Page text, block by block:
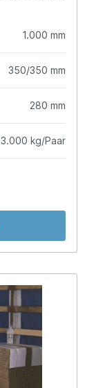
1.000 mm
350/350 mm
280 mm
3.000 kg/Paar